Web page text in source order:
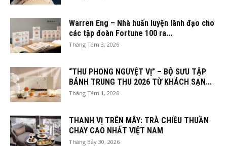
Warren Eng – Nhà huấn luyện lãnh đạo cho
các tập đoàn Fortune 100 ra...
Tháng Tám 3, 2026
“THU PHONG NGUYỆT VỊ” – BỘ SƯU TẬP
BÁNH TRUNG THU 2026 TỪ KHÁCH SẠN...
Tháng Tám 1, 2026
THANH VỊ TRÊN MÂY: TRÀ CHIỀU THUẦN
CHAY CAO NHẤT VIỆT NAM
Tháng Bảy 30, 2026